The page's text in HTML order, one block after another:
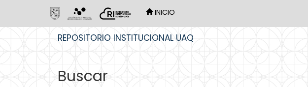
INICIO
REPOSITORIO INSTITUCIONAL UAQ
Buscar